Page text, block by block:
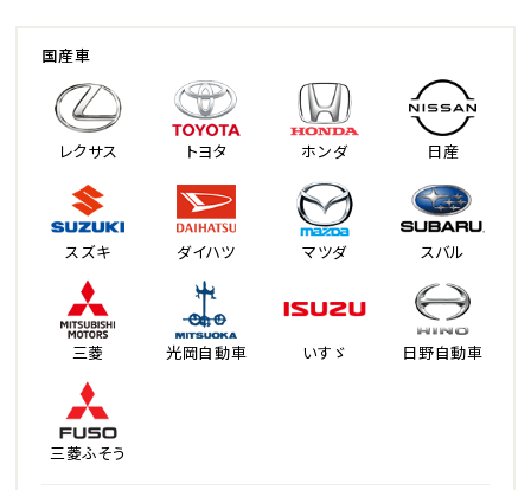
国産車
レクサス トヨタ ホンダ 日産
スズキ ダイハツ マツダ スバル
三菱 光岡自動車 いすゞ 日野自動車
三菱ふそう